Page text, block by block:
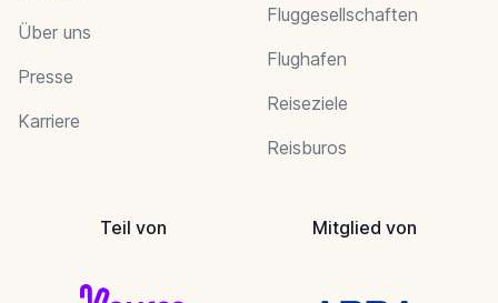
Über uns
Presse
Karriere
Fluggesellschaften
Flughafen
Reiseziele
Reisburos
Teil von Mitglied von